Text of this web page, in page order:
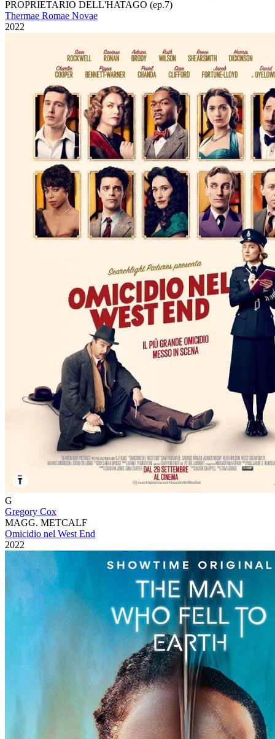
PROPRIETARIO DELL'HATAGO (ep.7)
Thermae Romae Novae
2022
G
Gregory Cox
MAGG. METCALF
Omicidio nel West End
2022